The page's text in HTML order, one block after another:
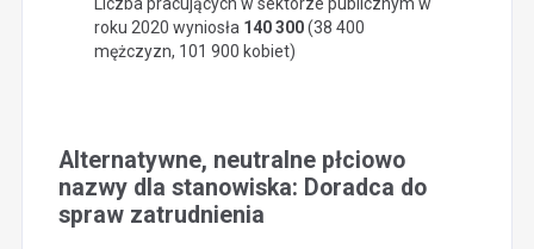
roku 2020 wyniosła 140 300(38 400
mężczyzn, 101 900 kobiet)
Alternatywne, neutralne płciowo
nazwy dla stanowiska: Doradca do
spraw zatrudnienia